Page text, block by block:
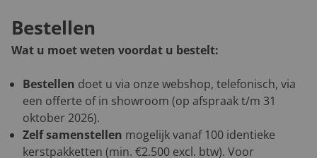
Bestellen
Wat u moet weten voordat u bestelt:
Bestellen doet u via onze webshop, telefonisch, via
een offerte of in showroom (op afspraak t/m 31
oktober 2026).
Zelf samenstellen mogelijk vanaf 100 identieke
kerstpakketten (min. €2.500 excl. btw). Voor